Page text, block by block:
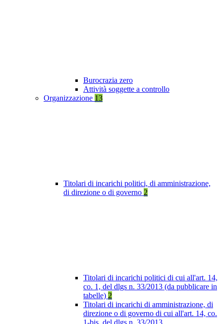
Burocrazia zero
Attività soggette a controllo
Organizzazione 13
Titolari di incarichi politici, di amministrazione,
di direzione o di governo 2
Titolari di incarichi politici di cui all'art. 14,
co. 1, del dlgs n. 33/2013 (da pubblicare in
tabelle) 2
Titolari di incarichi di amministrazione, di
direzione o di governo di cui all'art. 14, co.